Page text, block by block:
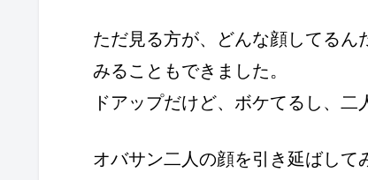
ただ見る方が、どんな顔してる
みることもできました。
ドアップだけど、ボケてるし、二
オバサン二人の顔を引き延ばして